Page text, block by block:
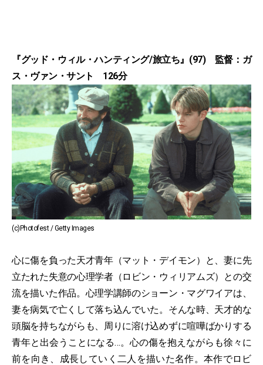
『グッド・ウィル・ハンティング/旅立ち』(97) 監督：ガ
ス・ヴァン・サント 126分
(c)Photofest / Getty Images
心に傷を負った天才青年（マット・デイモン）と、妻に先
立たれた失意の心理学者（ロビン・ウィリアムズ）との交
流を描いた作品。心理学講師のショーン・マグワイアは、
妻を病気で亡くして落ち込んでいた。そんな時、天才的な
頭脳を持ちながらも、周りに溶け込めずに喧嘩ばかりする
青年と出会うことになる…。心の傷を抱えながらも徐々に
前を向き、成長していく二人を描いた名作。本作でロビ